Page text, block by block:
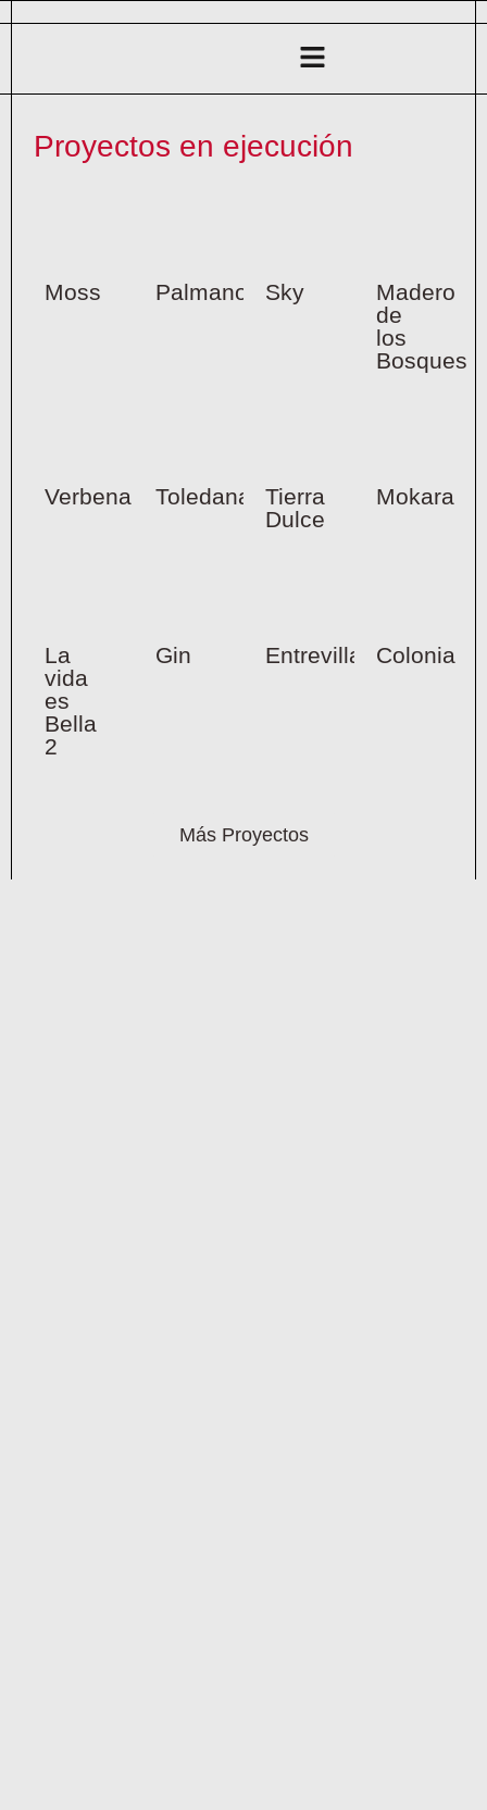
Flyout
Menu
Proyectos en ejecución
Moss PalmanovaSky
Madero
de
los
Bosques
Verbena Toledana
Tierra
Dulce
Mokara
La
vida
es
Bella
2
Gin Entrevillas Colonia
Más Proyectos